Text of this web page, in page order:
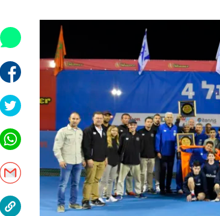
ליגה סינית
ליגות נוספות